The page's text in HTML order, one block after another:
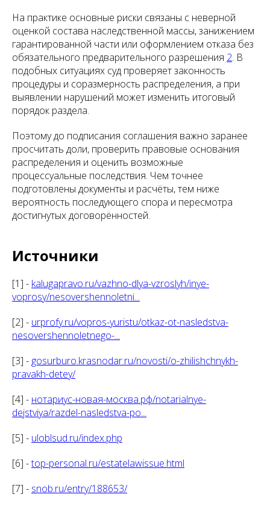
На практике основные риски связаны с неверной
оценкой состава наследственной массы, занижением
гарантированной части или оформлением отказа без
обязательного предварительного разрешения 2. В
подобных ситуациях суд проверяет законность
процедуры и соразмерность распределения, а при
выявлении нарушений может изменить итоговый
порядок раздела.
Поэтому до подписания соглашения важно заранее
просчитать доли, проверить правовые основания
распределения и оценить возможные
процессуальные последствия. Чем точнее
подготовлены документы и расчёты, тем ниже
вероятность последующего спора и пересмотра
достигнутых договорённостей.
Источники
[1] - kalugapravo.ru/vazhno-dlya-vzroslyh/inye-
voprosy/nesovershennoletni...
[2] - urprofy.ru/vopros-yuristu/otkaz-ot-nasledstva-
nesovershennoletnego-...
[3] - gosurburo.krasnodar.ru/novosti/o-zhilishchnykh-
pravakh-detey/
[4] - нотариус-новая-москва.рф/notarialnye-
dejstviya/razdel-nasledstva-po...
[5] - uloblsud.ru/index.php
[6] -top-personal.ru/estatelawissue.html
[7] - snob.ru/entry/188653/